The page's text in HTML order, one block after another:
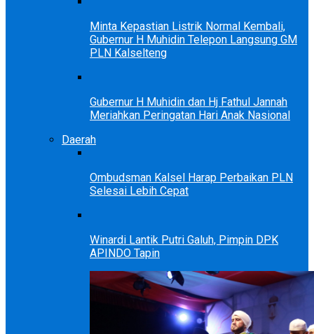
Minta Kepastian Listrik Normal Kembali,
Gubernur H Muhidin Telepon Langsung GM
PLN Kalselteng
Gubernur H Muhidin dan Hj Fathul Jannah
Meriahkan Peringatan Hari Anak Nasional
Daerah
Ombudsman Kalsel Harap Perbaikan PLN
Selesai Lebih Cepat
Winardi Lantik Putri Galuh, Pimpin DPK
APINDO Tapin